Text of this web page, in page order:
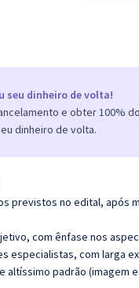
seu dinheiro de volta!
e obter 100%
dinheiro de volta.
previstos no edital, após
com ênfase nos
especialistas, com larga
altíssimo padrão (imagem